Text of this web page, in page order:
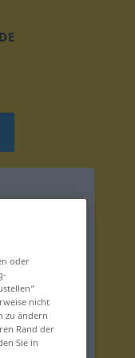
DE
oder
nicht
zu ändern
Rand der
Sie in